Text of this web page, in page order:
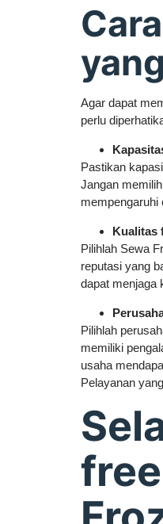
Agar dapat
perlu
Pastikan
Jangan
mempengaruhi
Kualitas
Pilihlah Sewa
reputasi yang
dapat menjaga
Pilihlah
memiliki
usaha
Pelayanan